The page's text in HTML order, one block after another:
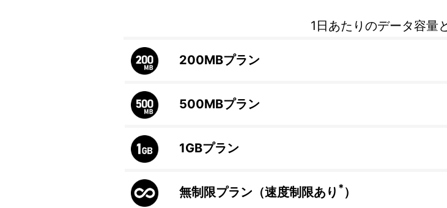
1日あたりのデータ容量
200MBプラン
500MBプラン
1GBプラン
無制限プラン（速度制限あり * ）